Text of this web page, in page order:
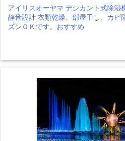
アイリスオーヤマ デシカント式除
静音設計 衣類乾燥、部屋干し、カビ
ズンＯＫです。おすすめ